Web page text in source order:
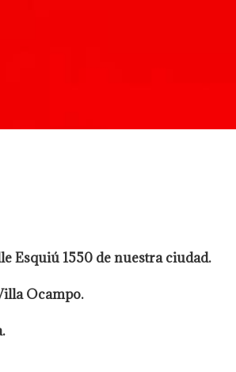
Esquiú 1550 de nuestra ciudad.
Ocampo.